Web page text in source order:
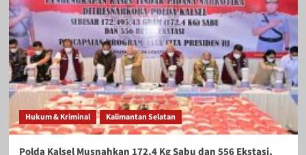
Hukum & Kriminal Kalimantan Selatan
Polda Kalsel Musnahkan 172,4 Kg Sabu dan 556 Ekstasi,